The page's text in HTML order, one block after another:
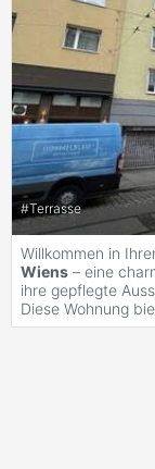
#Terrasse
Willkommen in
Wiens – eine
ihre gepflegte
Diese Wohnung